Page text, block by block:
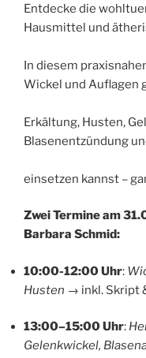
Entdecke die
Hausmittel und
In diesem
Wickel und Auflagen
Erkältung, Husten,
Blasenentzündung
einsetzen kannst –
Zwei Termine am
Barbara Schmid:
10:00-12:00 Uhr:
Husten → inkl. Skript
13:00–15:00 Uhr:
Gelenkwickel,